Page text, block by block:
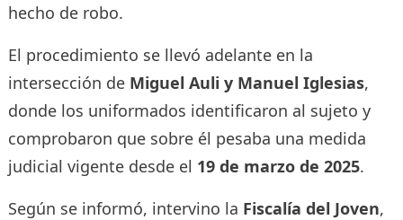
hecho de robo.
El procedimiento se llevó adelante en la
intersección de Miguel Auli y Manuel Iglesias,
donde los uniformados identificaron al sujeto y
comprobaron que sobre él pesaba una medida
judicial vigente desde el 19 de marzo de 2025.
Según se informó, intervino la Fiscalía del Joven,